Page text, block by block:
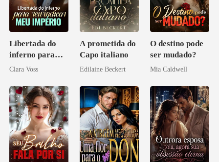
Libertada do
inferno para
reivindicar meu
Clara Voss
A prometida do
Capo italiano
Edilaine Beckert
O destino pode
ser mudado?
Mia Caldwell